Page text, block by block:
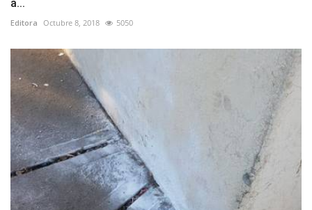
a...
Editora Octubre 8, 2018 5050